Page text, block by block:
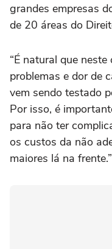
grandes empresas
de 20 áreas do
“É natural que
problemas e dor de
vem sendo testado
Por isso, é
para não ter
os custos da não
maiores lá na frente.”